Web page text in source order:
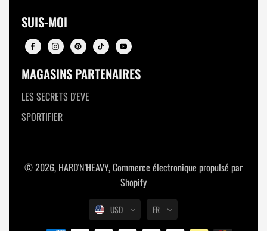
SUIS-MOI
MAGASINS PARTENAIRES
LES SECRETS D'EVE
SPORTIFIER
© 2026, HARD'N'HEAVY,Commerce électronique propulsé par
Shopify
USD FR